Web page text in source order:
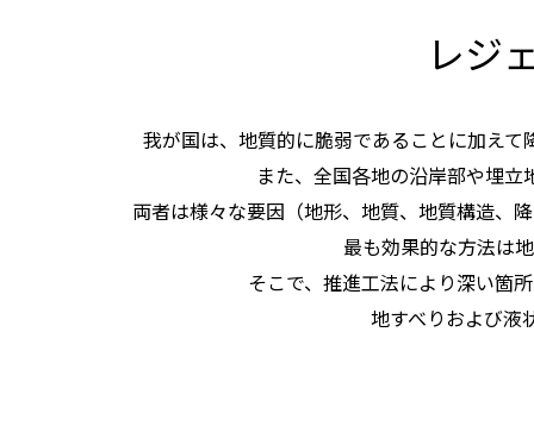
レジ
我が国は、地質的に脆弱であることに加え
また、全国各地の沿岸部や埋
両者は様々な要因（地形、地質、地質構造、
最も効果的な方法は
そこで、推進工法により深い箇
地すべりおよび液